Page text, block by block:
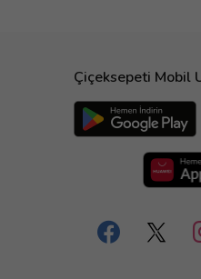
Çiçeksepeti Mobil